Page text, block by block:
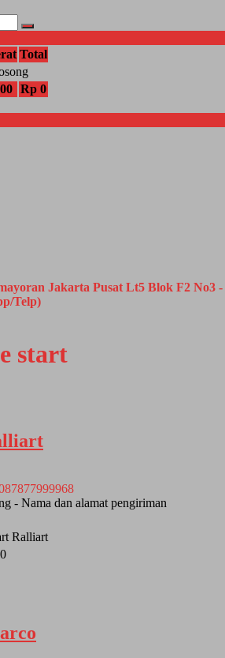
Total
Rp 0
Jakarta Pusat Lt5 Blok F2 No3 -
Telp)
start
- Nama dan alamat pengiriman
Ralliart